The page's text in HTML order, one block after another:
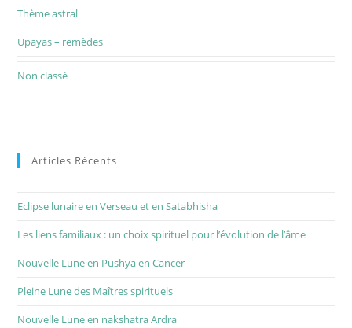
Thème astral
Upayas – remèdes
Non classé
Articles Récents
Eclipse lunaire en Verseau et en Satabhisha
Les liens familiaux : un choix spirituel pour l’évolution de l’âme
Nouvelle Lune en Pushya en Cancer
Pleine Lune des Maîtres spirituels
Nouvelle Lune en nakshatra Ardra